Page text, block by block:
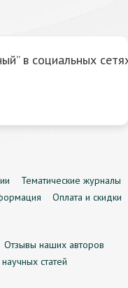
в социальных
Тематические журналы
Оплата и скидки
Отзывы наших авторов
статей